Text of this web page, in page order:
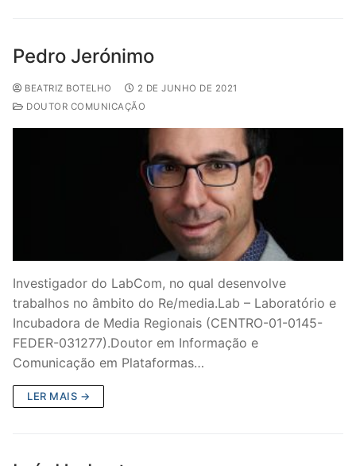
Pedro Jerónimo
BEATRIZ BOTELHO
2 DE JUNHO DE 2021
DOUTOR COMUNICAÇÃO
Investigador do LabCom, no qual desenvolve
trabalhos no âmbito do Re/media.Lab – Laboratório e
Incubadora de Media Regionais (CENTRO-01-0145-
FEDER-031277).Doutor em Informação e
Comunicação em Plataformas…
LER MAIS →